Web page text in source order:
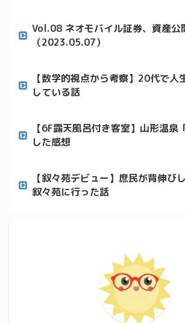
Vol.08 ネオモバイル証券、資産公
（2023.05.07）
【数学的視点から考察】20代で人
している話
【6F露天風呂付き客室】山形温泉
した感想
【叙々苑デビュー】庶民が背伸び
叙々苑に行った話